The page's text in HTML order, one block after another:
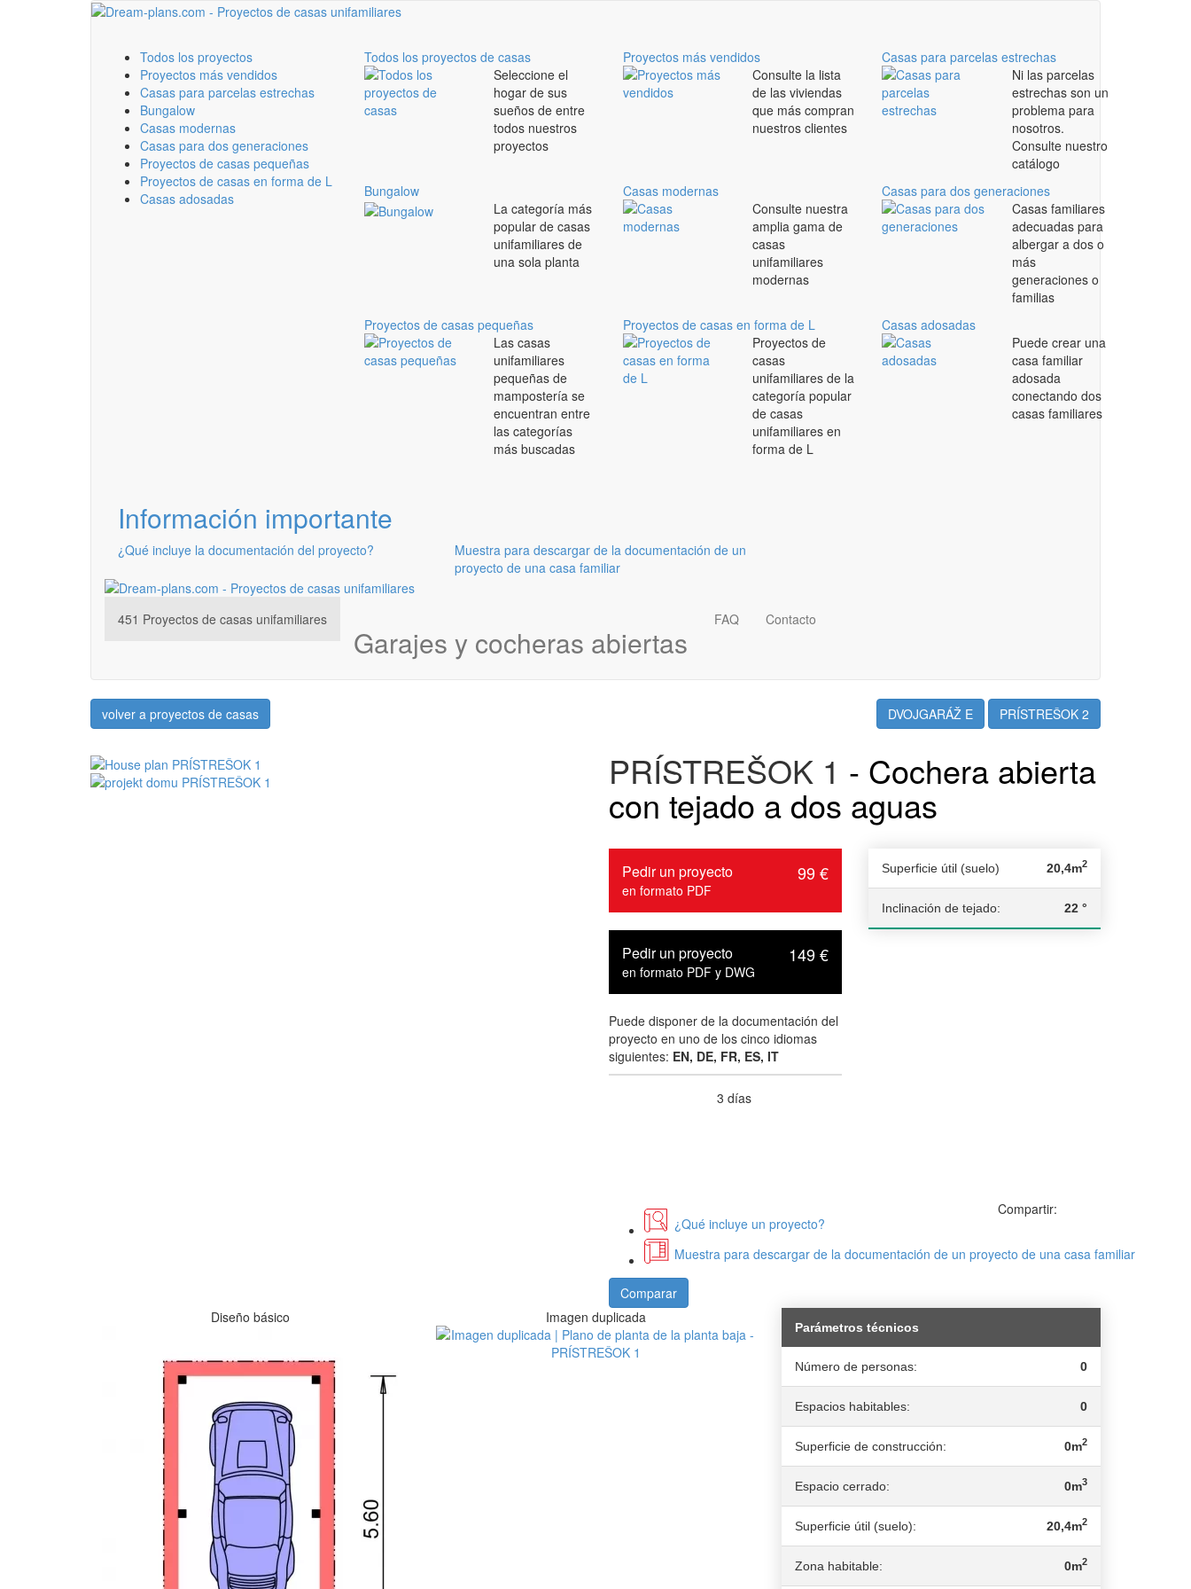
Todos los proyectos
Proyectos más vendidos
Casas para parcelas estrechas
Bungalow
Casas modernas
Casas para dos generaciones
Proyectos de casas pequeñas
Proyectos de casas en forma de L
Casas adosadas
Todos los proyectos de casas
Seleccione el
hogar de sus
sueños de entre
todos nuestros
proyectos
Proyectos más vendidos
Consulte la lista
de las viviendas
que más compran
nuestros clientes
Casas para parcelas estrechas
Ni las parcelas
estrechas son un
problema para
nosotros.
Consulte nuestro
catálogo
Bungalow
La categoría más
popular de casas
unifamiliares de
una sola planta
Casas modernas
Consulte nuestra
amplia gama de
casas
unifamiliares
modernas
Casas para dos generaciones
Casas familiares
adecuadas para
albergar a dos o
más
generaciones o
familias
Proyectos de casas pequeñas
Las casas
unifamiliares
pequeñas de
mampostería se
encuentran entre
las categorías
más buscadas
Proyectos de casas en forma de L
Proyectos de
casas
unifamiliares de la
categoría popular
de casas
unifamiliares en
forma de L
Casas adosadas
Puede crear una
casa familiar
adosada
conectando dos
casas familiares
Información importante
¿Qué incluye la documentación del proyecto?
Muestra para descargar de la documentación de un
proyecto de una casa familiar
451 Proyectos de casas unifamiliares
Garajes y cocheras abiertas
FAQ Contacto
volver a proyectos de casas DVOJGARÁŽ E PRÍSTREŠOK 2
PRÍSTREŠOK 1 - Cochera abierta
con tejado a dos aguas
Pedir un proyecto
en formato PDF
99 €
Pedir un proyecto
en formato PDF y DWG
149 €
Puede disponer de la documentación del
proyecto en uno de los cinco idiomas
siguientes: EN, DE, FR, ES, IT
3 días
Superficie útil (suelo) 20,4m2
Inclinación de tejado: 22 °
¿Qué incluye un proyecto?
Muestra para descargar de la documentación de un proyecto de una casa familiar
Compartir:
Comparar
Diseño básico
Imagen duplicada
Parámetros técnicos
Número de personas: 0
Espacios habitables: 0
Superficie de construcción: 0m2
Espacio cerrado: 0m3
Superficie útil (suelo): 20,4m2
Zona habitable: 0m2